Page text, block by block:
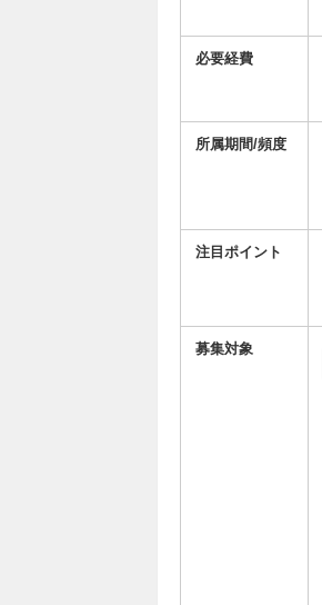
必要経費
所属期間/頻度
注目ポイント
募集対象